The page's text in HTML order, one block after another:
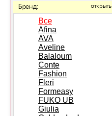
Бренд: открыть
Все
Afina
AVA
Aveline
Balaloum
Conte
Fashion
Fleri
Formeasy
FUKO UB
Giulia